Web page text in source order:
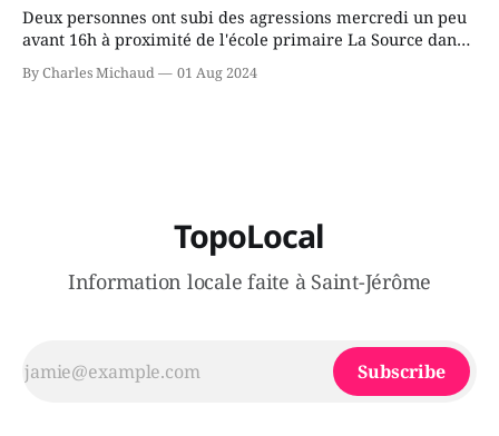
Deux personnes ont subi des agressions mercredi un peu
avant 16h à proximité de l'école primaire La Source dans
le secteur Bellefeuille de Saint-Jérôme. L'une de deux
victimes aurait été écrasée sous un véhicule et aspergée
By Charles Michaud 01 Aug 2024
TopoLocal
Information locale faite à Saint-Jérôme
Subscribe